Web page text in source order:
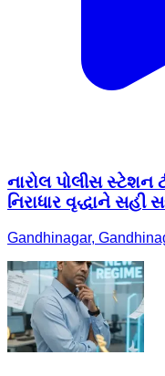
નારોલ પોલીસ સ્ટેશન
નિરાધાર વૃદ્ધાને
Gandhinagar,